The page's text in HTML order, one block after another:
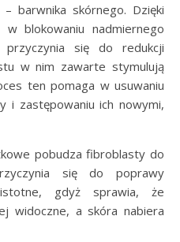
barwnika skórnego. Dzięki
blokowaniu nadmiernego
się do redukcji
w nim zawarte stymulują
ten pomaga w usuwaniu
i zastępowaniu ich nowymi,
pobudza fibroblasty do
się do poprawy
gdyż sprawia, że
widoczne, a skóra nabiera